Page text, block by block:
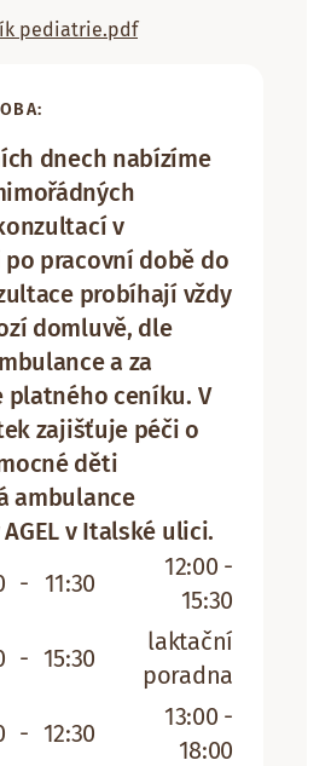
pediatrie.pdf
dnech nabízíme
v
pracovní době do
probíhají vždy
domluvě, dle
a za
platného ceníku. V
zajišťuje péči o
děti
ambulance
v Italské ulici.
- 11:30
12:00 -
15:30
- 15:30
laktační
poradna
- 12:30
13:00 -
18:00